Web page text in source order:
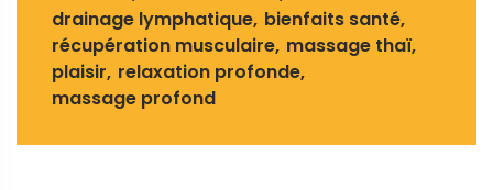
drainage lymphatique bienfaits santé
récupération musculaire massage thaï
plaisir relaxation profonde
massage profond